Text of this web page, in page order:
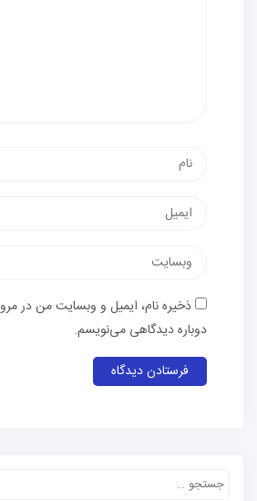
ذخیره نام، ایمیل و وبسایت من در
دوباره دیدگاهی می‌نویسم.